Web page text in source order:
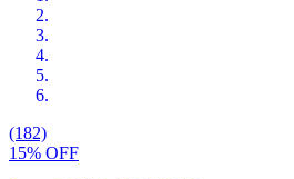
(182)
15% OFF